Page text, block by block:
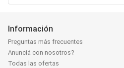
Información
Preguntas más frecuentes
Anunciá con nosotros?
Todas las ofertas